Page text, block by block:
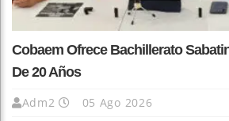
Cobaem Ofrece Bachillerato
De 20 Años
Adm2 05 Ago 2026